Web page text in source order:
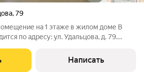
,79
на 1 этаже в жилом доме В
по адресу: ул. Удальцова, д. 79.
Удобный выезд на
Написать